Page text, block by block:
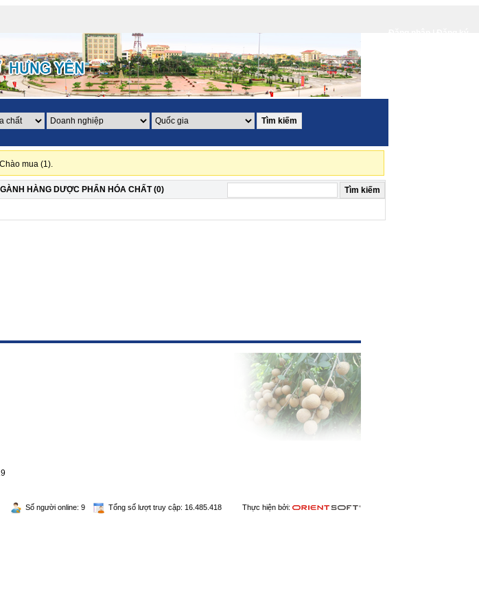
Chào mua (1).
HÀNG DƯỢC PHẨN HÓA CHẤT (0)
Số người online: 9 Tổng số lượt truy cập: 16.485.418 Thực hiện bởi: